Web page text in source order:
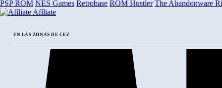
PSP ROM NES Games Retrobase ROM Hustler The Abandonware
Afíliate
EN LAS ZONAS DE CEZ